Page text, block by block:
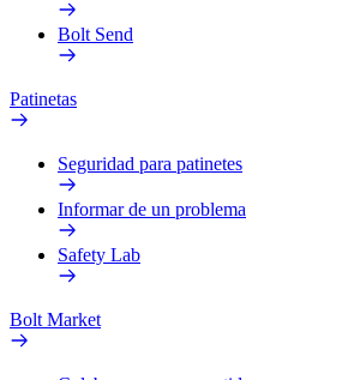
Bolt Send
Patinetas
Seguridad para patinetes
Informar de un problema
Safety Lab
Bolt Market